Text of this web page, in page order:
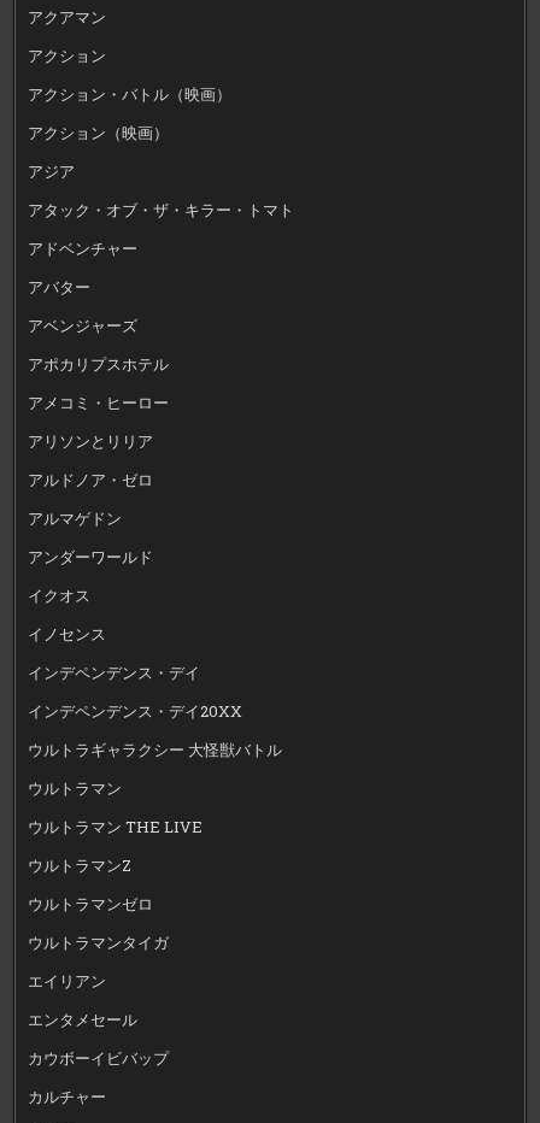
アクアマン
アクション
アクション・バトル（映画）
アクション（映画）
アジア
アタック・オブ・ザ・キラー・トマト
アドベンチャー
アバター
アベンジャーズ
アポカリプスホテル
アメコミ・ヒーロー
アリソンとリリア
アルドノア・ゼロ
アルマゲドン
アンダーワールド
イクオス
イノセンス
インデペンデンス・デイ
インデペンデンス・デイ20XX
ウルトラギャラクシー 大怪獣バトル
ウルトラマン
ウルトラマン THE LIVE
ウルトラマンZ
ウルトラマンゼロ
ウルトラマンタイガ
エイリアン
エンタメセール
カウボーイビバップ
カルチャー